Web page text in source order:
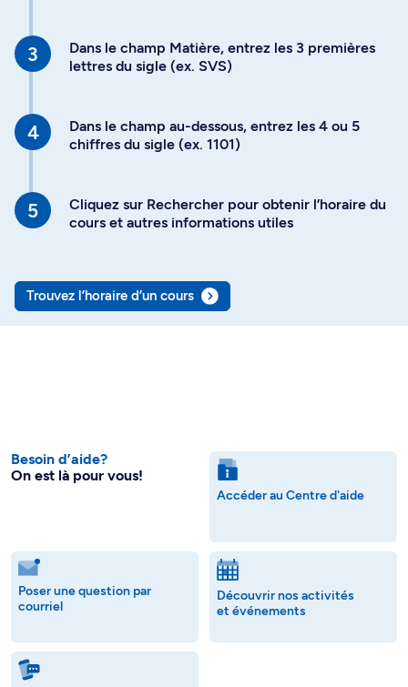
Dans le champ Matière, entrez les 3 premières
lettres du sigle (ex. SVS)
Dans le champ au-dessous, entrez les 4 ou 5
chiffres du sigle (ex. 1101)
Cliquez sur Rechercher pour obtenir l’horaire du
cours et autres informations utiles
Trouvez l’horaire d’un cours
Besoin d’aide?
On est là pour vous!
Accéder au Centre d'aide
Poser une question par
courriel
Découvrir nos activités
et événements